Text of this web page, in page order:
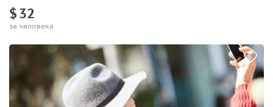
$32
за человека